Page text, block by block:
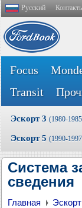
Русский
Focus
Transit
Эскорт 3 (1980-
Эскорт 5 (1990-
Система
сведения
Главная Эскорт